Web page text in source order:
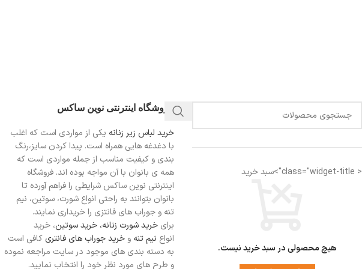
< class="widget-title">سبد خرید
هیچ محصولی در سبد خرید نیست.
فروشگاه اینترنتی نوین ساکس
خرید لباس زیر زنانه یکی از مواردی است که اغلب
با دغدغه هایی همراه است. پیدا کردن سایز،رنگ
بندی و کیفیت مناسب از جمله مواردی است که
همه ی بانوان با آن مواجه بوده اند. فروشگاه
اینترنتی نوین ساکس شرایطی را فراهم آورده تا
بانوان بتوانند به راحتی انواع شورت، سوتین، نیم
تنه و جوراب های فانتزی را خریداری نمایند.
برای خرید شورت زنانه، خرید سوتین، خرید
انواع نیم تنه و خرید جوراب های فانتری کافی است
به دسته بندی های موجود در سایت مراجعه نموده
و طرح های مورد نظر خود را انتخاب نمایید.